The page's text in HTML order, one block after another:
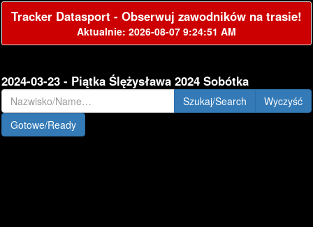
Tracker Datasport - Obserwuj zawodników na trasie!
Aktualnie: 2026-08-07 9:24:51 AM
2024-03-23 - Piątka Ślężysława 2024 Sobótka
Szukaj/Search
Gotowe/Ready